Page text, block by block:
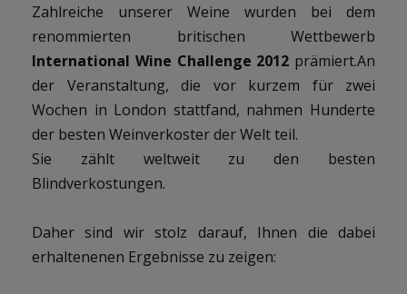
Zahlreiche unserer Weine wurden bei dem
renommierten britischen Wettbewerb
International Wine Challenge 2012 prämiert.An
der Veranstaltung, die vor kurzem für zwei
Wochen in London stattfand, nahmen Hunderte
der besten Weinverkoster der Welt teil.
Sie zählt weltweit zu den besten
Blindverkostungen.
Daher sind wir stolz darauf, Ihnen die dabei
erhaltenenen Ergebnisse zu zeigen: